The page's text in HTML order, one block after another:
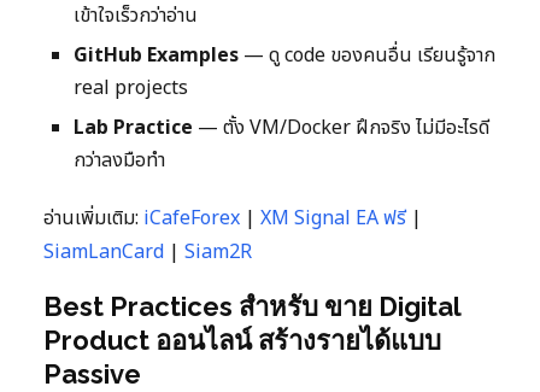
เข้าใจเร็วกว่าอ่าน
GitHub Examples — ดู code ของคนอื่น เรียนรู้จาก
real projects
Lab Practice — ตั้ง VM/Docker ฝึกจริง ไม่มีอะไรดี
กว่าลงมือทำ
อ่านเพิ่มเติม: iCafeForex | XM Signal EA ฟรี|
SiamLanCard | Siam2R
Best Practices สำหรับ ขาย Digital
Product ออนไลน์ สร้างรายได้แบบ
Passive